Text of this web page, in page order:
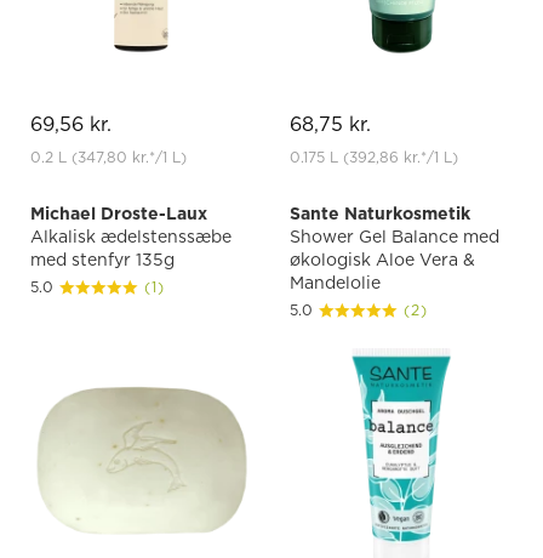
69,56 kr.
0.2 L (347,80 kr.*/1 L)
68,75 kr.
0.175 L (392,86 kr.*/1 L)
Michael Droste-Laux
Alkalisk ædelstenssæbe
med stenfyr 135g
5.0 (1)
Sante Naturkosmetik
Shower Gel Balance med
økologisk Aloe Vera &
Mandelolie
5.0 (2)